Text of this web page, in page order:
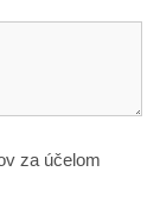
za účelom